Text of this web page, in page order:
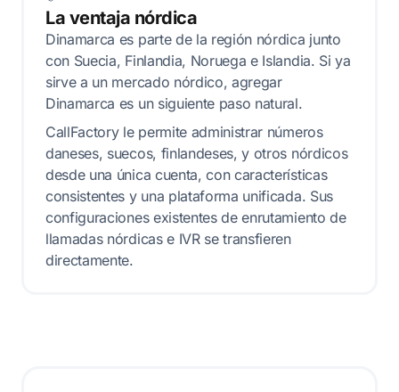
La ventaja nórdica
Dinamarca es parte de la región nórdica junto
con Suecia, Finlandia, Noruega e Islandia. Si ya
sirve a un mercado nórdico, agregar
Dinamarca es un siguiente paso natural.
CallFactory le permite administrar números
daneses, suecos, finlandeses, y otros nórdicos
desde una única cuenta, con características
consistentes y una plataforma unificada. Sus
configuraciones existentes de enrutamiento de
llamadas nórdicas e IVR se transfieren
directamente.